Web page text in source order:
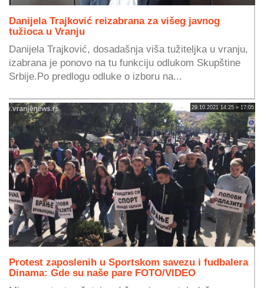
Danijela Trajković reizabrana za višeg javnog
tužioca u Vranju
Danijela Trajković, dosadašnja viša tužiteljka u vranju,
izabrana je ponovo na tu funkciju odlukom Skupštine
Srbije.Po predlogu odluke o izboru na...
29.10.2021 14:25 » 17:05
Protest zaposlenih u Sportskom savezu i fudbalera
Dinama: Gde su naše pare FOTO/VIDEO